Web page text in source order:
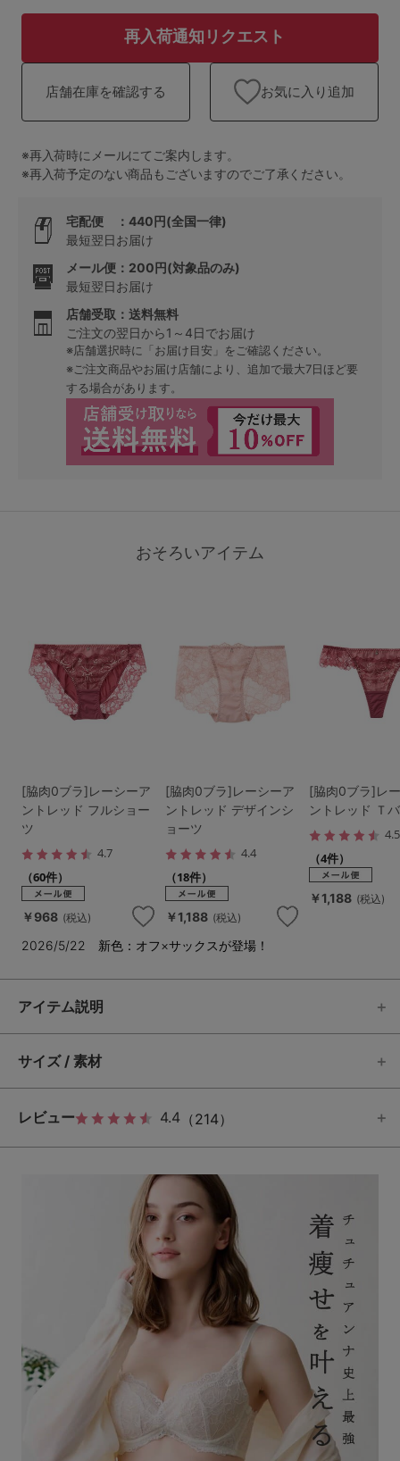
検索を閉じる
再入荷通知リクエスト
店舗在庫を確認する お気に入り追加
※再入荷時にメールにてご案内します。
※再入荷予定のない商品もございますのでご了承ください。
宅配便 ：440円(全国一律)
最短翌日お届け
メール便：200円(対象品のみ)
最短翌日お届け
店舗受取：送料無料
ご注文の翌日から1～4日でお届け
※店舗選択時に「お届け目安」をご確認ください。
※ご注文商品やお届け店舗により、追加で最大7日ほど要
する場合があります。
おそろいアイテム
[脇肉0ブラ]レーシーア
ントレッド フルショー
ツ
4.7
（60件）
￥968 (税込)
[脇肉0ブラ]レーシーア
ントレッド デザインシ
ョーツ
4.4
（18件）
￥1,188 (税込)
[脇肉0ブラ]レ
ントレッド Ｔ
4.5
（4件）
￥1,188 (税込)
2026/5/22 新色：オフ×サックスが登場！
アイテム説明
サイズ / 素材
レビュー 4.4 （214）